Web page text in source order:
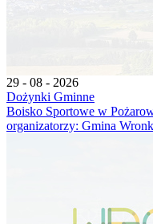
29 - 08 - 2026
Dożynki Gminne
Boisko Sportowe w
organizatorzy: Gmina